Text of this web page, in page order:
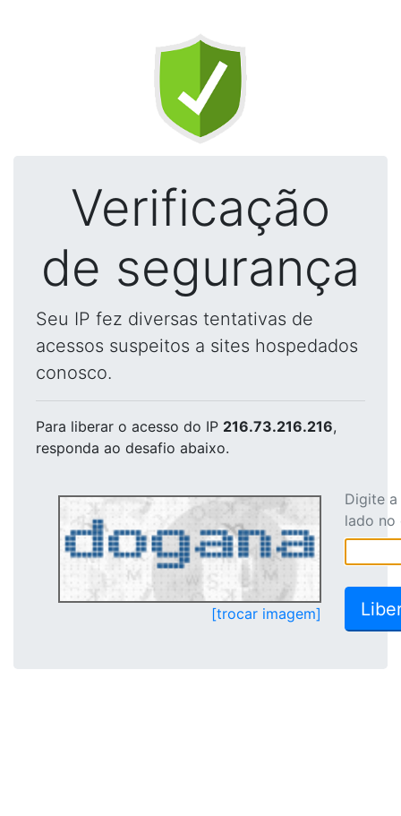
Verificação
de segurança
Seu IP fez diversas tentativas de
acessos suspeitos a sites hospedados
conosco.
Para liberar o acesso do IP 216.73.216.216,
responda ao desafio abaixo.
[trocar imagem]
Digite
lado no